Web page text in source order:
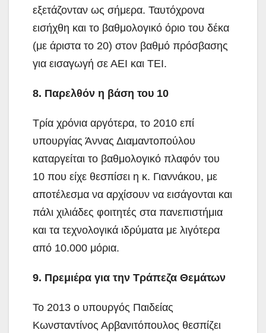
εξετάζονταν ως σήμερα. Ταυτόχρονα
εισήχθη και το βαθμολογικό όριο του δέκα
(με άριστα το 20) στον βαθμό πρόσβασης
για εισαγωγή σε ΑΕΙ και ΤΕΙ.
8. Παρελθόν η βάση του 10
Τρία χρόνια αργότερα, το 2010 επί
υπουργίας Άννας Διαμαντοπούλου
καταργείται το βαθμολογικό πλαφόν του
10 που είχε θεσπίσει η κ. Γιαννάκου, με
αποτέλεσμα να αρχίσουν να εισάγονται και
πάλι χιλιάδες φοιτητές στα πανεπιστήμια
και τα τεχνολογικά ιδρύματα με λιγότερα
από 10.000 μόρια.
9. Πρεμιέρα για την Τράπεζα Θεμάτων
Το 2013 ο υπουργός Παιδείας
Κωνσταντίνος Αρβανιτόπουλος θεσπίζει